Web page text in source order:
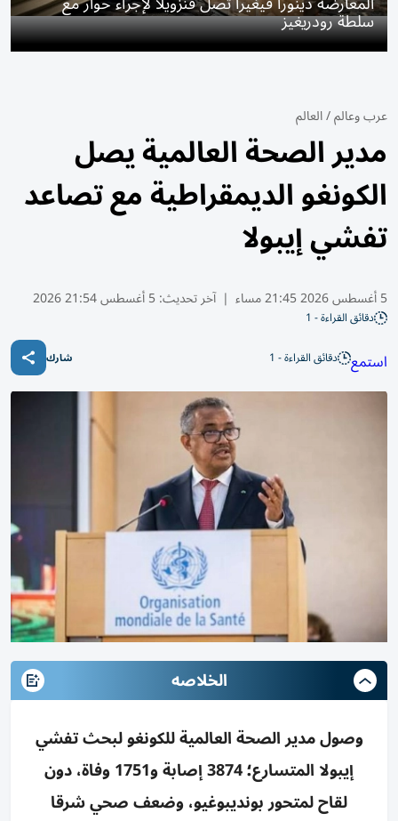
سلطة رودريغيز
عرب وعالم/العالم
مدير الصحة العالمية يصل
الكونغو الديمقراطية مع تصاعد
تفشي إيبولا
5 أغسطس 2026 21:45 مساء | آخر تحديث:5 أغسطس 21:54 2026
دقائق القراءة - 1
استمع دقائق القراءة - 1 شارك
الخلاصه
وصول مدير الصحة العالمية للكونغو لبحث تفشي
إيبولا المتسارع؛ 3874 إصابة و1751 وفاة، دون
لقاح لمتحور بونديبوغيو، وضعف صحي شرقا